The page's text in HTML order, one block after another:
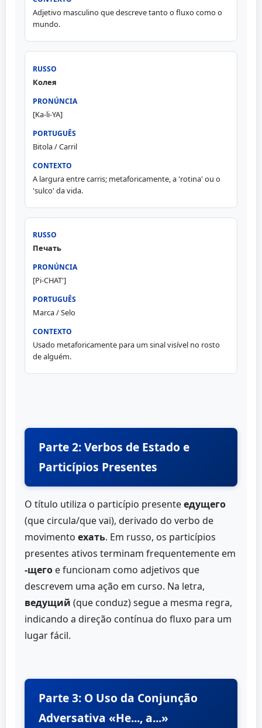
Adjetivo masculino que descreve tanto o fluxo como o
mundo.
Колея
[Ka-li-YA]
Bitola / Carril
A largura entre carris; metaforicamente, a 'rotina' ou o
'sulco' da vida.
Печать
[Pi-CHAT']
Marca / Selo
Usado metaforicamente para um sinal visível no rosto
de alguém.
Parte 2: Verbos de Estado e
Particípios Presentes
O título utiliza o particípio presenteедущего
(que circula/que vai), derivado do verbo de
movimento ехать. Em russo, os particípios
presentes ativos terminam frequentemente em
-щего e funcionam como adjetivos que
descrevem uma ação em curso. Na letra,
ведущий (que conduz) segue a mesma regra,
indicando a direção contínua do fluxo para um
lugar fácil.
Parte 3: O Uso da Conjunção
Adversativa «Не..., а...»